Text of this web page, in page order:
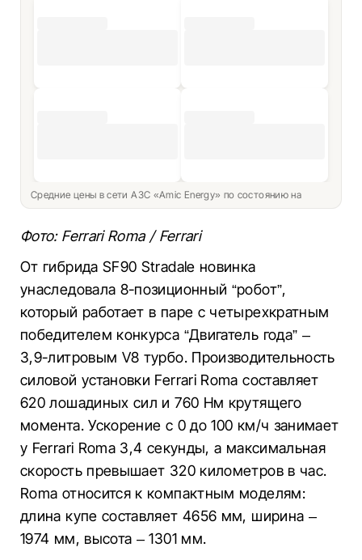
Средние цены в сети АЗС «Amic Energy» по состоянию на
Фото: Ferrari Roma / Ferrari
От гибрида SF90 Stradale новинка
унаследовала 8-позиционный “робот”,
который работает в паре с четырехкратным
победителем конкурса “Двигатель года” –
3,9-литровым V8 турбо. Производительность
силовой установки Ferrari Roma составляет
620 лошадиных сил и 760 Нм крутящего
момента. Ускорение с 0 до 100 км/ч занимает
у Ferrari Roma 3,4 секунды, а максимальная
скорость превышает 320 километров в час.
Roma относится к компактным моделям:
длина купе составляет 4656 мм, ширина –
1974 мм, высота – 1301 мм.